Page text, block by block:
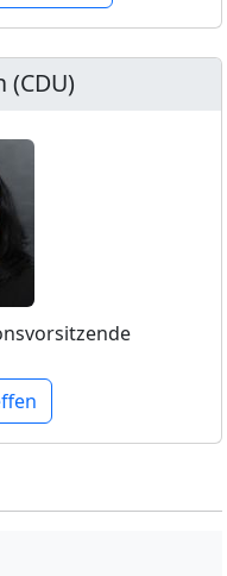
(CDU)